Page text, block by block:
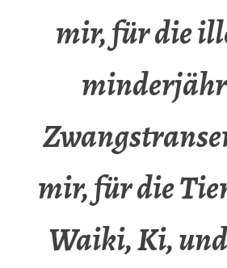
mir, für die
mir, für die
Waiki, Ki,